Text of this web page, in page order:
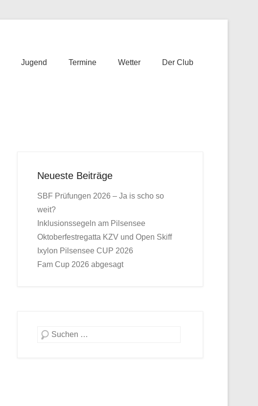
Jugend Termine Wetter Der Club
Neueste Beiträge
SBF Prüfungen 2026 – Ja is scho so
weit?
Inklusionssegeln am Pilsensee
Oktoberfestregatta KZV und Open Skiff
Ixylon Pilsensee CUP 2026
Fam Cup 2026 abgesagt
Suche